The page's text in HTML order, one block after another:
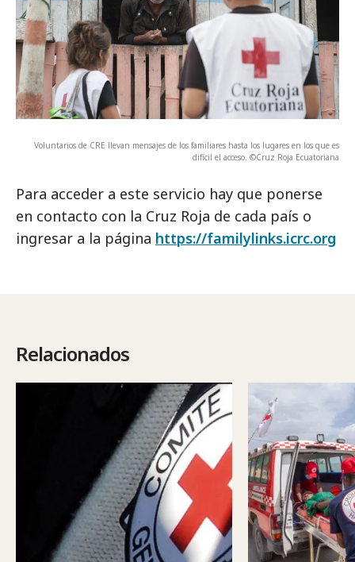
Voluntarios de CRE llevan mensajes de los familiares hasta los lugares en los que es
difícil el acceso. ©Cruz Roja Ecuatoriana
Para acceder a este servicio hay que ponerse
en contacto con la Cruz Roja de cada país o
ingresar a la página https://familylinks.icrc.org
Relacionados